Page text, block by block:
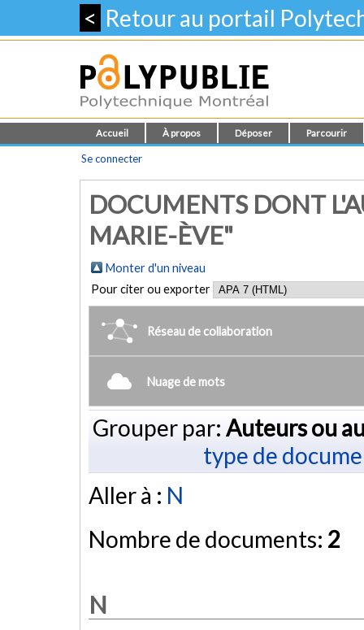
< Retour au portail
Accueil À propos Déposer Parcourir
Se connecter
DOCUMENTS DONT
MARIE-ÈVE"
Monter d'un niveau
Pour citer ou exporter
Réseau de collaboration
Nuage de mots
Grouper par: Auteurs ou
type de
Aller à : N
Nombre de documents: 2
N